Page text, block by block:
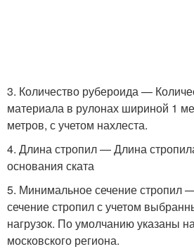
3. Количество рубероида —
материала в рулонах шириной 1
метров, с учетом нахлеста.
4. Длина стропил — Длина
основания ската
5. Минимальное сечение стропил
сечение стропил с учетом
нагрузок. По умолчанию указаны
московского региона.